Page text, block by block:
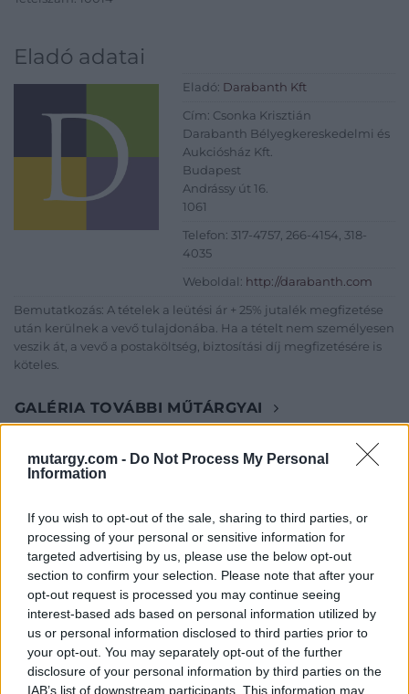
mutargy.com - Do Not Process My Personal
Information
If you wish to opt-out of the sale, sharing to third parties, or
processing of your personal or sensitive information for
targeted advertising by us, please use the below opt-out
section to confirm your selection. Please note that after your
opt-out request is processed you may continue seeing
interest-based ads based on personal information utilized by
us or personal information disclosed to third parties prior to
your opt-out. You may separately opt-out of the further
disclosure of your personal information by third parties on the
IAB’s list of downstream participants. This information may
Eladó adatai
Eladó: Darabanth Kft
Cím: Csonka Krisztián
Darabanth Bélyegkereskedelmi és
Aukciósház Kft.
Budapest
Andrássy út 16.
1061
Telefon: 317-4757, 266-4154, 318-
4035
Weboldal: http://darabanth.com
Bemutatkozás: A tételek a leütési ár + 25% jutalék megfizetése
után kerülnek a vevő tulajdonába. Ha a tételt nem személyesen
veszik át, a vevő a postaköltség, biztosítási díj megfizetésére is
köteles.
GALÉRIA TOVÁBBI MŰTÁRGYAI
KAPCSOLÓDÓ MŰTÁRGYAK